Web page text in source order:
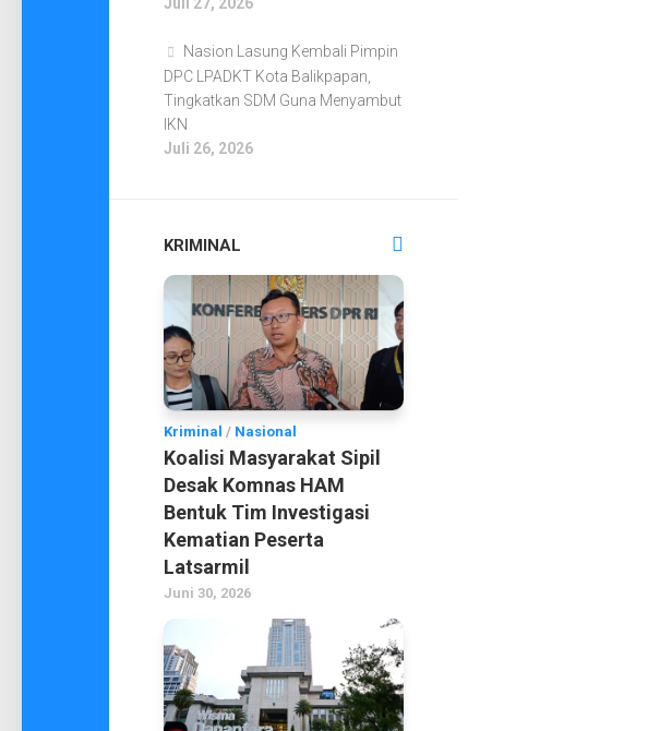
Nasion Lasung Kembali Pimpin
DPC LPADKT Kota Balikpapan,
Tingkatkan SDM Guna Menyambut
IKN
Juli 26, 2026
KRIMINAL
Kriminal / Nasional
Koalisi Masyarakat Sipil
Desak Komnas HAM
Bentuk Tim Investigasi
Kematian Peserta
Latsarmil
Juni 30, 2026